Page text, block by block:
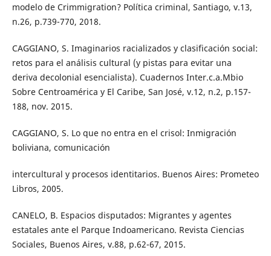
modelo de Crimmigration? Política criminal, Santiago, v.13,
n.26, p.739-770, 2018.
CAGGIANO, S. Imaginarios racializados y clasificación social:
retos para el análisis cultural (y pistas para evitar una
deriva decolonial esencialista). Cuadernos Inter.c.a.Mbio
Sobre Centroamérica y El Caribe, San José, v.12, n.2, p.157-
188, nov. 2015.
CAGGIANO, S. Lo que no entra en el crisol: Inmigración
boliviana, comunicación
intercultural y procesos identitarios. Buenos Aires: Prometeo
Libros, 2005.
CANELO, B. Espacios disputados: Migrantes y agentes
estatales ante el Parque Indoamericano. Revista Ciencias
Sociales, Buenos Aires, v.88, p.62-67, 2015.